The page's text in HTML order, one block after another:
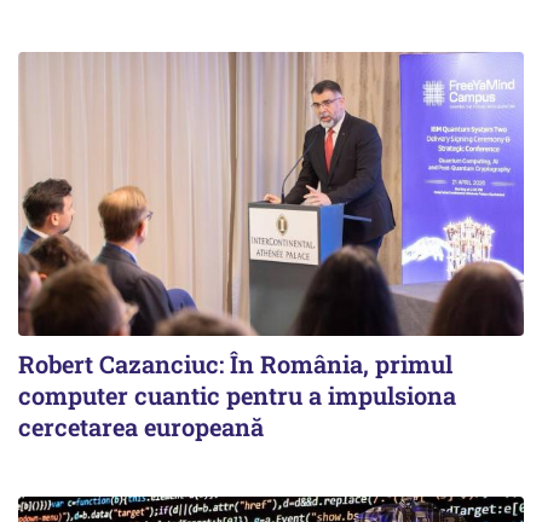
Robert Cazanciuc: În România, primul
computer cuantic pentru a impulsiona
cercetarea europeană